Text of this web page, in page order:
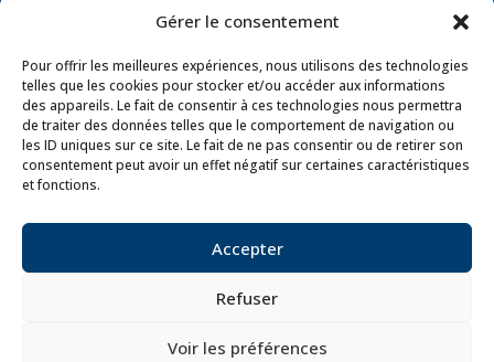
Gérer le consentement
Pour offrir les meilleures expériences, nous utilisons des technologies
telles que les cookies pour stocker et/ou accéder aux informations
des appareils. Le fait de consentir à ces technologies nous permettra
de traiter des données telles que le comportement de navigation ou
les ID uniques sur ce site. Le fait de ne pas consentir ou de retirer son
consentement peut avoir un effet négatif sur certaines caractéristiques
et fonctions.
Accepter
Refuser
Voir les préférences
Mentions légales
Politique de confidentialité
Made with love byPrimeweb